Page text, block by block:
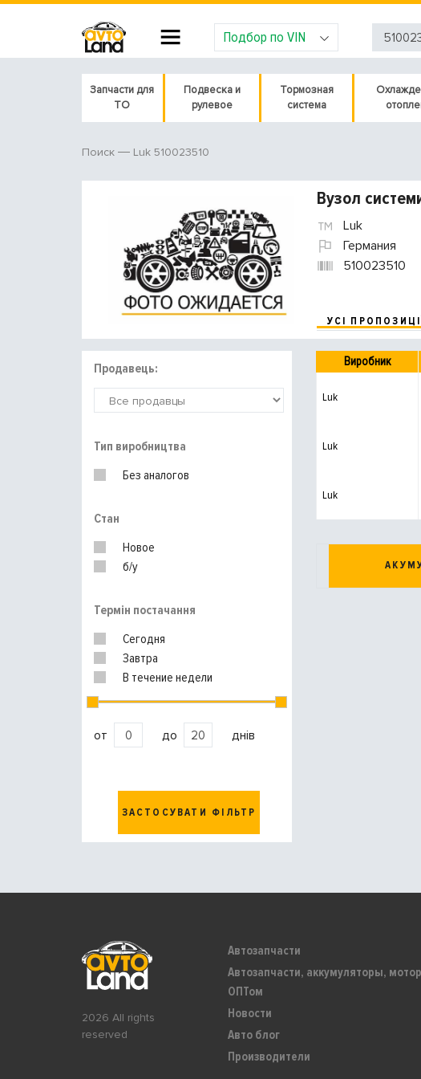
Подбор по VIN
Запчасти для
ТО
Подвеска и
рулевое
Тормозная
система
Поиск Luk 510023510
Вузол
Luk
Германия
510023510
УСІ
Продавець:
Тип виробництва
Без аналогов
Стан
Новое
б/у
Термін постачання
Сегодня
Завтра
В течение недели
от до днів
ЗАСТОСУВАТИ ФІЛЬТР
Виробник
Luk
Luk
Luk
2026 All rights
reserved
Автозапчасти
Автозапчасти, аккумуляторы,
ОПТом
Новости
Авто блог
Производители